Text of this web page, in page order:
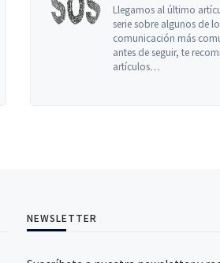
Llegamos al último artículo
serie sobre algunos de los
comunicación más
antes de seguir, te
artículos…
NEWSLETTER